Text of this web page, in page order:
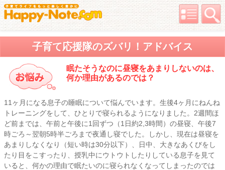
子育て応援隊のズバリ！アドバイス
眠たそうなのに昼寝をあまりしないのは、
何か理由があるのでは？
11ヶ月になる息子の睡眠について悩んでいます。生後4ヶ月にねんね
トレーニングをして、ひとりで寝られるようになりました。2週間ほ
ど前までは、午前と午後に1回ずつ（1日約2,3時間）の昼寝、午後7
時ごろ～翌朝5時半ごろまで夜通し寝でした。しかし、現在は昼寝を
あまりしなくなり（短い時は30分以下）、日中、大きなあくびをし
たり目をこすったり、授乳中にウトウトしたりしている息子を見て
いると、何かの理由で眠たいのに寝られなくなってしまったのでは